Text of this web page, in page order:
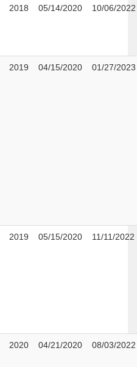
2018 05/14/2020 10/06/2022
2019 04/15/2020 01/27/2023
2019 05/15/2020 11/11/2022
2020 04/21/2020 08/03/2022